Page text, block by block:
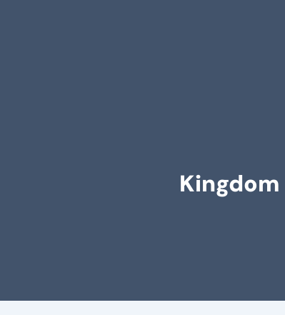
Kingdom